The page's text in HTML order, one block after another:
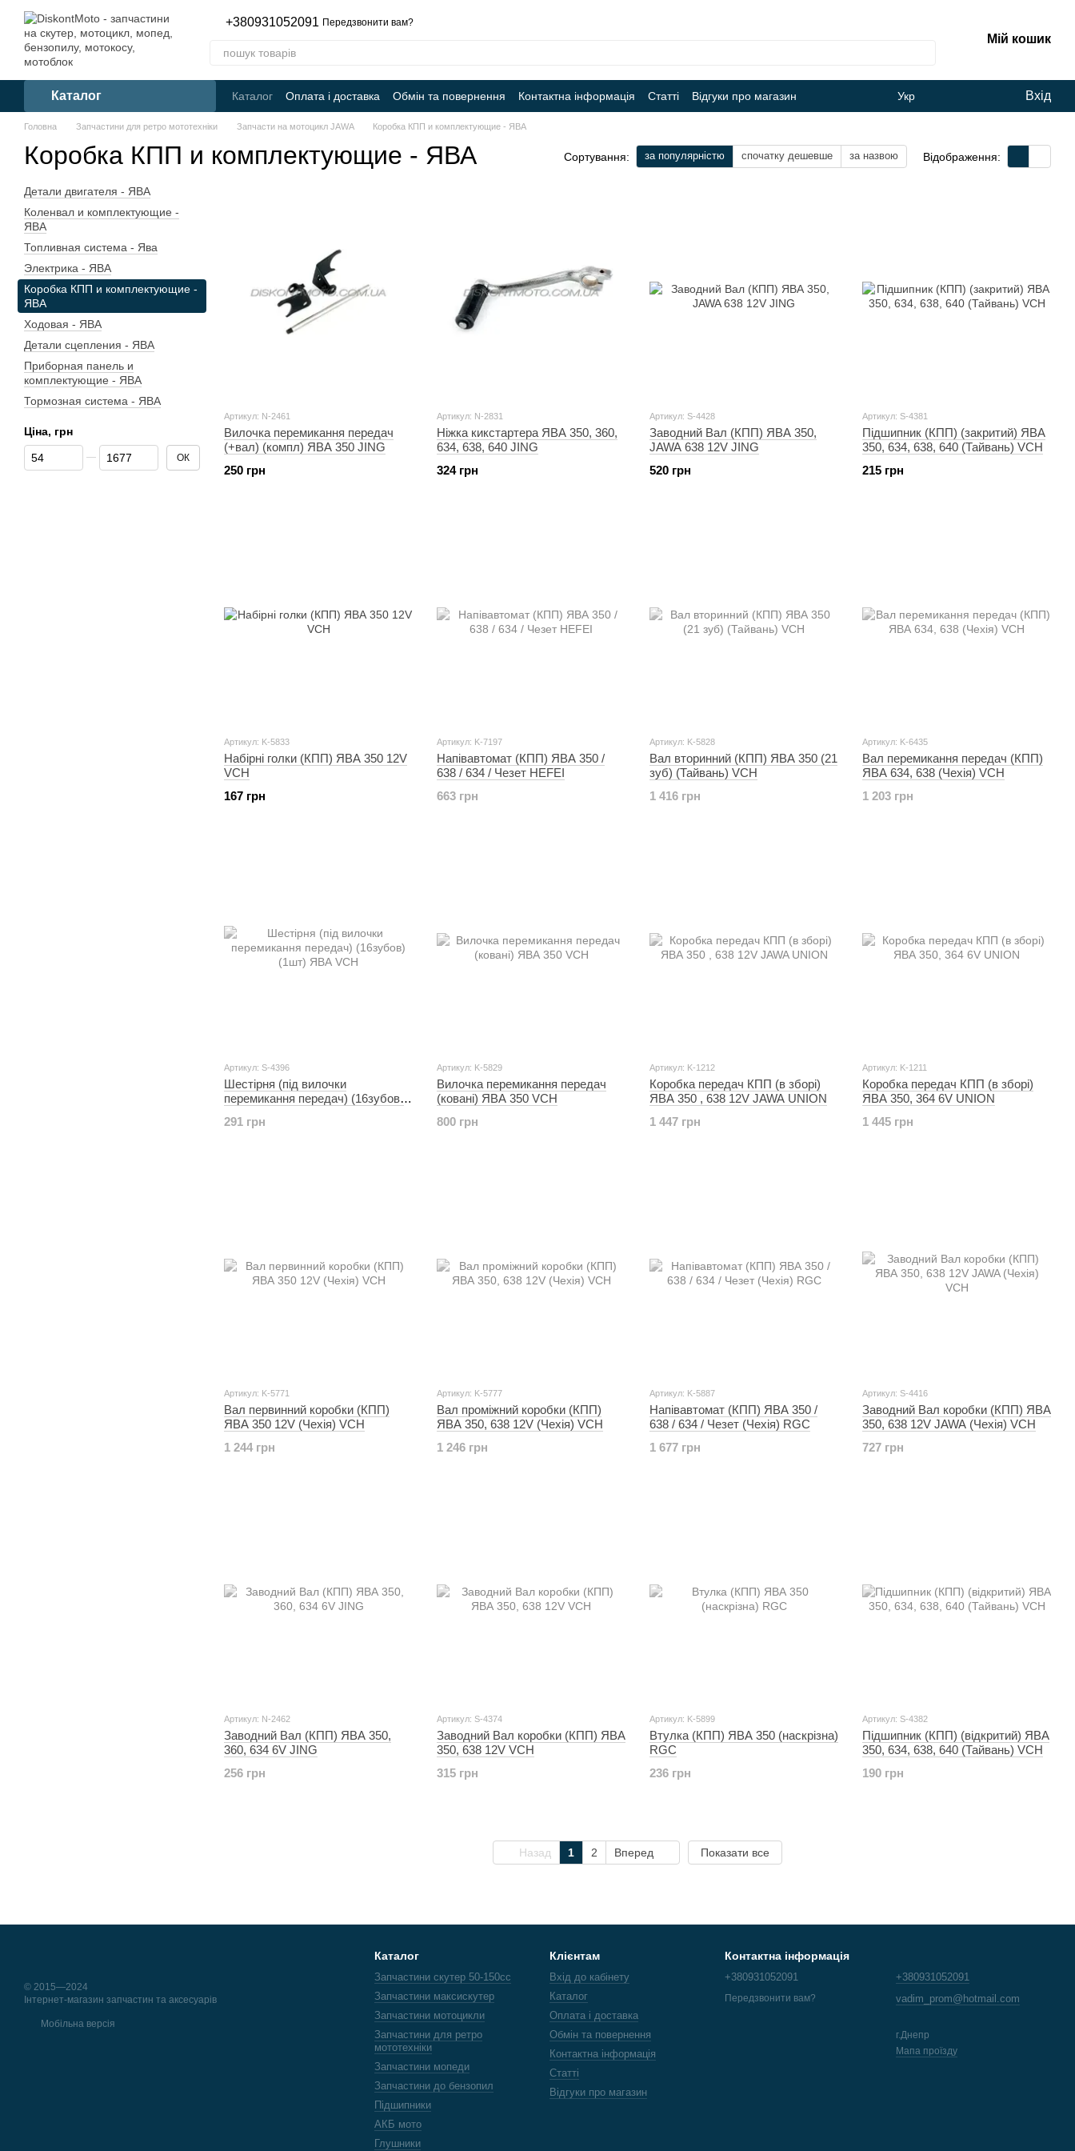
Перейти до основного контенту
+380931052091 Передзвонити вам?
Мій кошик
Каталог Каталог Оплата і доставка Обмін та повернення Контактна інформація Статті Відгуки про магазин Укр Вхід
Головна Запчастини для ретро мототехніки Запчасти на мотоцикл JAWA Коробка КПП и комплектующие - ЯВА
Коробка КПП и комплектующие - ЯВА Сортування: за популярністю спочатку дешевше за назвою Відображення:
Артикул: N-2461
Вилочка перемикання передач
(+вал) (компл) ЯВА 350 JING
250 грн
Артикул: N-2831
Ніжка кикстартера ЯВА 350, 360,
634, 638, 640 JING
324 грн
Артикул: S-4428
Заводний Вал (КПП) ЯВА 350,
JAWA 638 12V JING
520 грн
Артикул: S-4381
Підшипник (КПП) (закритий) ЯВА
350, 634, 638, 640 (Тайвань) VCH
215 грн
Артикул: K-5833
Набірні голки (КПП) ЯВА 350 12V
VCH
167 грн
Артикул: K-7197
Напівавтомат (КПП) ЯВА 350 /
638 / 634 / Чезет HEFEІ
663 грн
Артикул: K-5828
Вал вторинний (КПП) ЯВА 350 (21
зуб) (Тайвань) VCH
1 416 грн
Артикул: K-6435
Вал перемикання передач (КПП)
ЯВА 634, 638 (Чехія) VCH
1 203 грн
Артикул: S-4396
Шестірня (під вилочки
перемикання передач) (16зубов)
291 грн
Артикул: K-5829
Вилочка перемикання передач
(ковані) ЯВА 350 VCH
800 грн
Артикул: K-1212
Коробка передач КПП (в зборі)
ЯВА 350 , 638 12V JAWA UNION
1 447 грн
Артикул: K-1211
Коробка передач КПП (в зборі)
ЯВА 350, 364 6V UNION
1 445 грн
Артикул: K-5771
Вал первинний коробки (КПП)
ЯВА 350 12V (Чехія) VCH
1 244 грн
Артикул: K-5777
Вал проміжний коробки (КПП)
ЯВА 350, 638 12V (Чехія) VCH
1 246 грн
Артикул: K-5887
Напівавтомат (КПП) ЯВА 350 /
638 / 634 / Чезет (Чехія) RGC
1 677 грн
Артикул: S-4416
Заводний Вал коробки (КПП) ЯВА
350, 638 12V JAWA (Чехія) VCH
727 грн
Артикул: N-2462
Заводний Вал (КПП) ЯВА 350,
360, 634 6V JING
256 грн
Артикул: S-4374
Заводний Вал коробки (КПП) ЯВА
350, 638 12V VCH
315 грн
Артикул: K-5899
Втулка (КПП) ЯВА 350 (наскрізна)
RGC
236 грн
Артикул: S-4382
Підшипник (КПП) (відкритий) ЯВА
350, 634, 638, 640 (Тайвань) VCH
190 грн
Назад 1 2 Вперед Показати все
Детали двигателя - ЯВА
Коленвал и комплектующие -
ЯВА
Топливная система - Ява
Электрика - ЯВА
Коробка КПП и комплектующие -
ЯВА
Ходовая - ЯВА
Детали сцепления - ЯВА
Приборная панель и
комплектующие - ЯВА
Тормозная система - ЯВА
Ціна, грн
Від Ціна, грн
До Ціна, грн ОК
© 2015—2024
Інтернет-магазин запчастин та аксесуарів
Мобільна версія
Каталог
Запчастини скутер 50-150cc
Запчастини максискутер
Запчастини мотоцикли
Запчастини для ретро
мототехніки
Запчастини мопеди
Запчастини до бензопил
Підшипники
АКБ мото
Глушники
Клієнтам
Вхід до кабінету
Каталог
Оплата і доставка
Обмін та повернення
Контактна інформація
Статті
Відгуки про магазин
Контактна інформація
+380931052091
Передзвонити вам?
+380931052091
vadim_prom@hotmail.com
г.Днепр
Мапа проїзду